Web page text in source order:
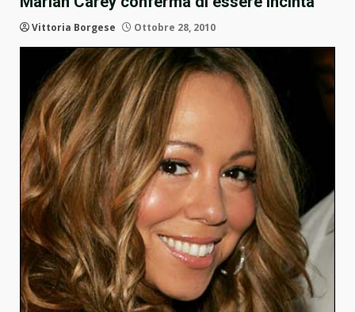
Vittoria Borgese Ottobre 28, 2010